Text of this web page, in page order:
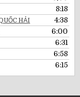
8:18
HẢI
4:38
6:00
6:31
6:58
6:15